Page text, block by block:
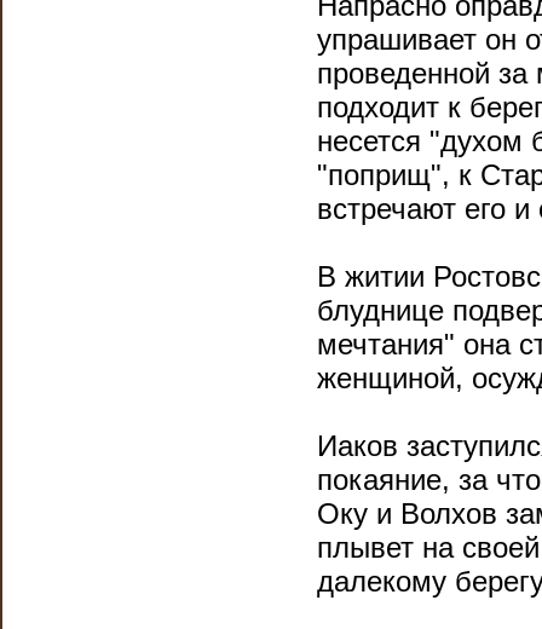
упрашивает он
проведенной за
подходит к
несется "духом
"поприщ", к
встречают его
В житии
блуднице
мечтания" она
женщиной,
Иаков
покаяние, за
Оку и Волхов
плывет на
далекому